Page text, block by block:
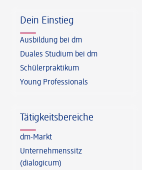
Dein Einstieg
Ausbildung bei dm
Duales Studium bei dm
Schülerpraktikum
Young Professionals
Tätigkeitsbereiche
dm-Markt
Unternehmenssitz
(dialogicum)